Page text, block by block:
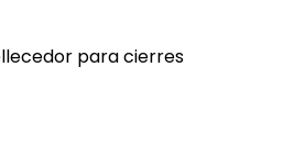
para cierres